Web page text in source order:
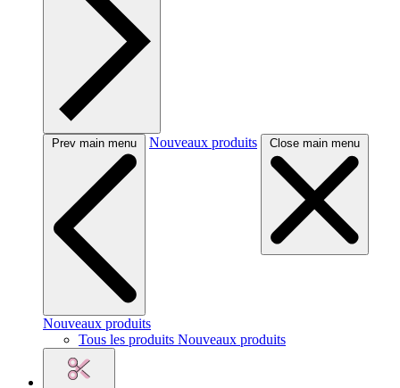
Prev main menu Nouveaux produits Close main menu
Nouveaux produits
Tous les produits Nouveaux produits